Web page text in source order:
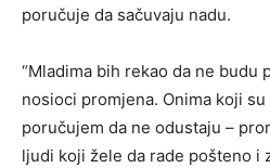
poručuje da sačuvaju nadu.
“Mladima bih rekao da ne budu
nosioci promjena. Onima koji
poručujem da ne odustaju –
ljudi koji žele da rade pošteno i